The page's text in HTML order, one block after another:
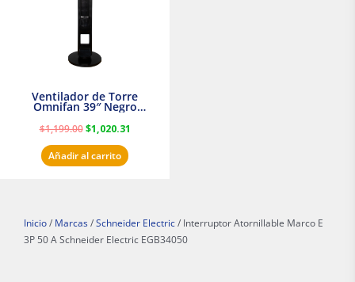
Ventilador de Torre
Omnifan 39″ Negro
$1,199.00 $1,020.31
Añadir al carrito
Inicio / Marcas / Schneider Electric / Interruptor Atornillable Marco E
3P 50 A Schneider Electric EGB34050